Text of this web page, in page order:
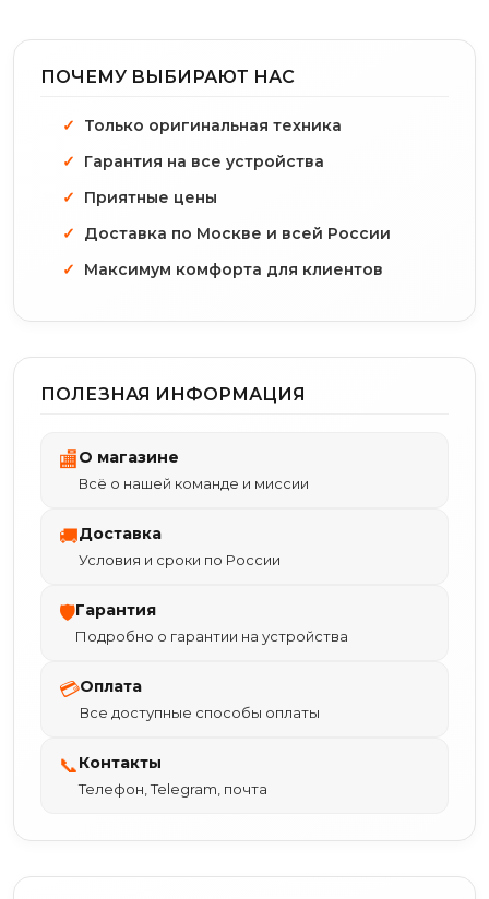
ПОЧЕМУ ВЫБИРАЮТ НАС
Только оригинальная техника
Гарантия на все устройства
Приятные цены
Доставка по Москве и всей России
Максимум комфорта для клиентов
ПОЛЕЗНАЯ ИНФОРМАЦИЯ
🏬О магазине
Всё о нашей команде и миссии
🚚Доставка
Условия и сроки по России
🛡Гарантия
Подробно о гарантии на устройства
💳Оплата
Все доступные способы оплаты
📞Контакты
Телефон, Telegram, почта